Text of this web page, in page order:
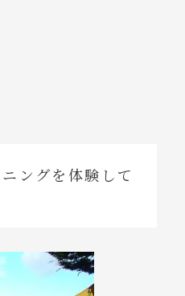
ングを体験して